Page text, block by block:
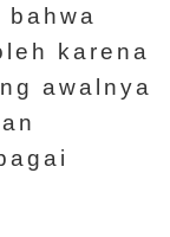
karena
awalnya